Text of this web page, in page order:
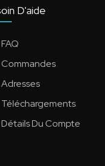
D'aide
FAQ
Commandes
Adresses
Téléchargements
Détails Du Compte